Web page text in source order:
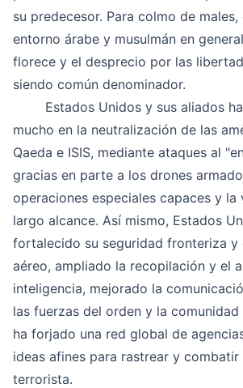
su predecesor. Para colmo de
entorno árabe y musulmán en
florece y el desprecio por las
siendo común denominador.
Estados Unidos y sus aliados
mucho en la neutralización de las
Qaeda e ISIS, mediante ataques al
gracias en parte a los drones
operaciones especiales capaces y la
largo alcance. Así mismo, Estados
fortalecido su seguridad fronteriza y
aéreo, ampliado la recopilación y el
inteligencia, mejorado la
las fuerzas del orden y la
ha forjado una red global de
ideas afines para rastrear y combatir
terrorista.